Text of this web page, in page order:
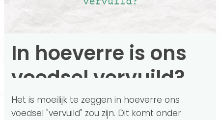
In hoeverre is ons
voedsel vervuild?
Het is moeilijk te zeggen in hoeverre ons
voedsel "vervuild" zou zijn. Dit komt onder